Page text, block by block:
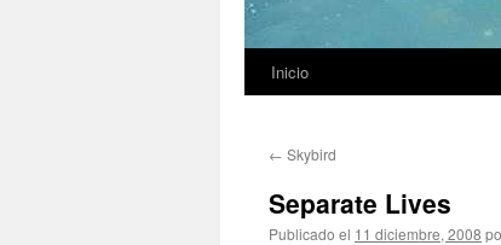
Inicio
← Skybird
Separate Lives
Publicado el 11 diciembre, 2008